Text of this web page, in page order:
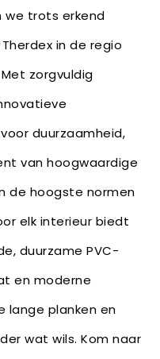
we trots erkend
in de regio
zorgvuldig
duurzaamheid,
van hoogwaardige
de hoogste normen
elk interieur biedt
duurzame PVC-
en moderne
lange planken en
wat wils. Kom naar